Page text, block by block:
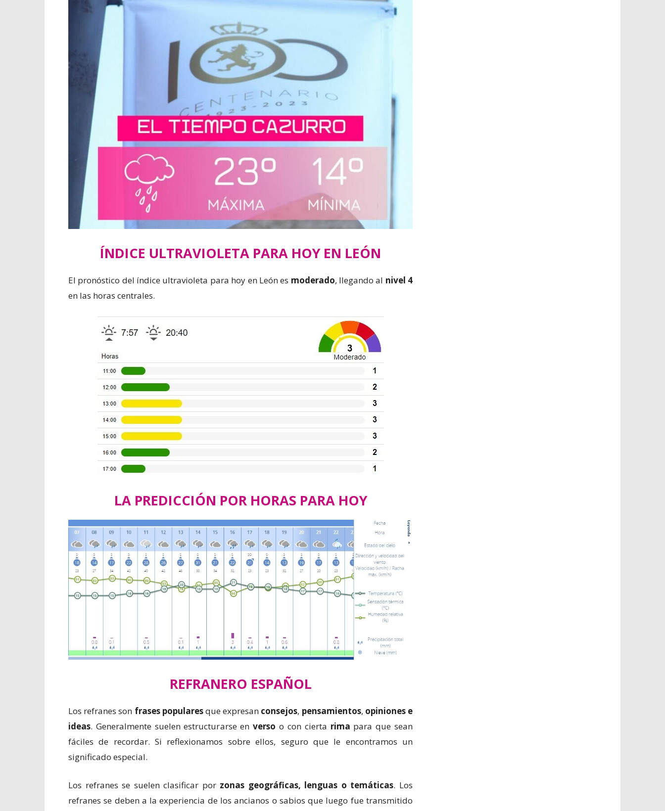
ÍNDICE ULTRAVIOLETA PARA HOY EN LEÓN
El pronóstico del índice ultravioleta para hoy en León es moderado, llegando al nivel 4
en las horas centrales.
LA PREDICCIÓN POR HORAS PARA HOY
REFRANERO ESPAÑOL
Los refranes son frases popularesque expresan consejos, pensamientos, opiniones e
ideas. Generalmente suelen estructurarse enverso o con cierta rima para que sean
fáciles de recordar. Si reflexionamos sobre ellos, seguro que le encontramos un
significado especial.
Los refranes se suelen clasificar por zonas geográficas, lenguas o temáticas. Los
refranes se deben a la experiencia de los ancianos o sabios que luego fue transmitido